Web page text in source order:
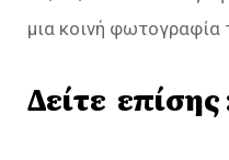
μια κοινή φωτογραφία
Δείτε